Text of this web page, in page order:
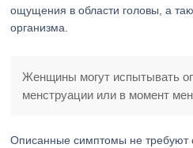
ощущения в области головы, а
организма.
Женщины могут испытывать
менструации или в момент
Описанные симптомы не требуют